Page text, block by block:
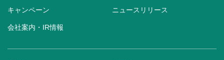
キャンペーン ニュースリリース
会社案内・IR情報